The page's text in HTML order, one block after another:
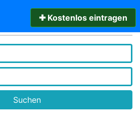
✚ Kostenlos eintragen
Suchen